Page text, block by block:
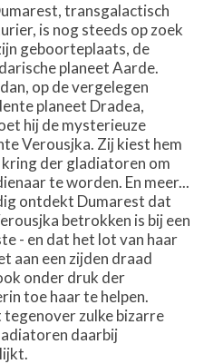
transgalactisch
is nog steeds op zoek
geboorteplaats, de
planeet Aarde.
op de vergelegen
planeet Dradea,
hij de mysterieuze
Verousjka. Zij kiest hem
der gladiatoren om
te worden. En meer...
ontdekt Dumarest dat
betrokken is bij een
- en dat het lot van haar
aan een zijden draad
onder druk der
toe haar te helpen.
tegenover zulke bizarre
daarbij